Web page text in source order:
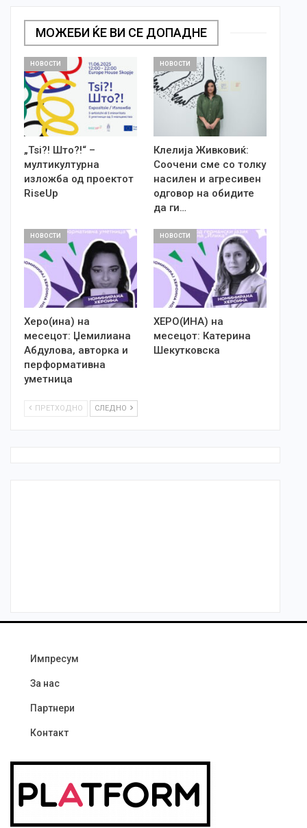
МОЖЕБИ ЌЕ ВИ СЕ ДОПАДНЕ
НОВОСТИ
„Tsi?! Што?!“ –
мултикултурна
изложба од проектот
RiseUp
НОВОСТИ
Клелија Живковиќ:
Соочени сме со толку
насилен и агресивен
одговор на обидите
да ги…
НОВОСТИ
Херо(ина) на
месецот: Џемилиана
Абдулова, авторка и
перформативна
уметница
НОВОСТИ
ХЕРО(ИНА) на
месецот: Катерина
Шекутковска
ПРЕТХОДНО СЛЕДНО
Импресум
За нас
Партнери
Контакт